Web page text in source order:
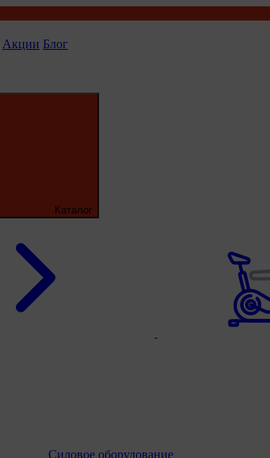
Акции Блог
Каталог
Силовое оборудование